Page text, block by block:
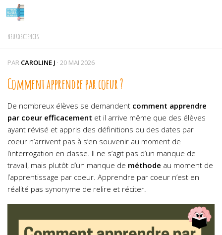
Skip to content
NEUROSCIENCES
PAR CAROLINE J · 20 MAI 2026
Comment apprendre par coeur ?
De nombreux élèves se demandent comment apprendre
par coeur efficacement et il arrive même que des élèves
ayant révisé et appris des définitions ou des dates par
coeur n’arrivent pas à s’en souvenir au moment de
l’interrogation en classe. Il ne s’agit pas d’un manque de
travail, mais plutôt d’un manque de méthode au moment de
l’apprentissage par coeur. Apprendre par coeur n’est en
réalité pas synonyme de relire et réciter.